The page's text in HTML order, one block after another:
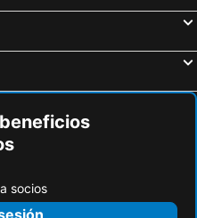
socios